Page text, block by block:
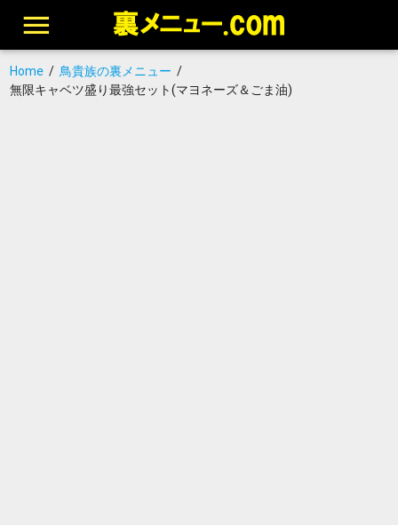
Home/ 鳥貴族の裏メニュー /
無限キャベツ盛り最強セット(マヨネーズ＆ごま油)